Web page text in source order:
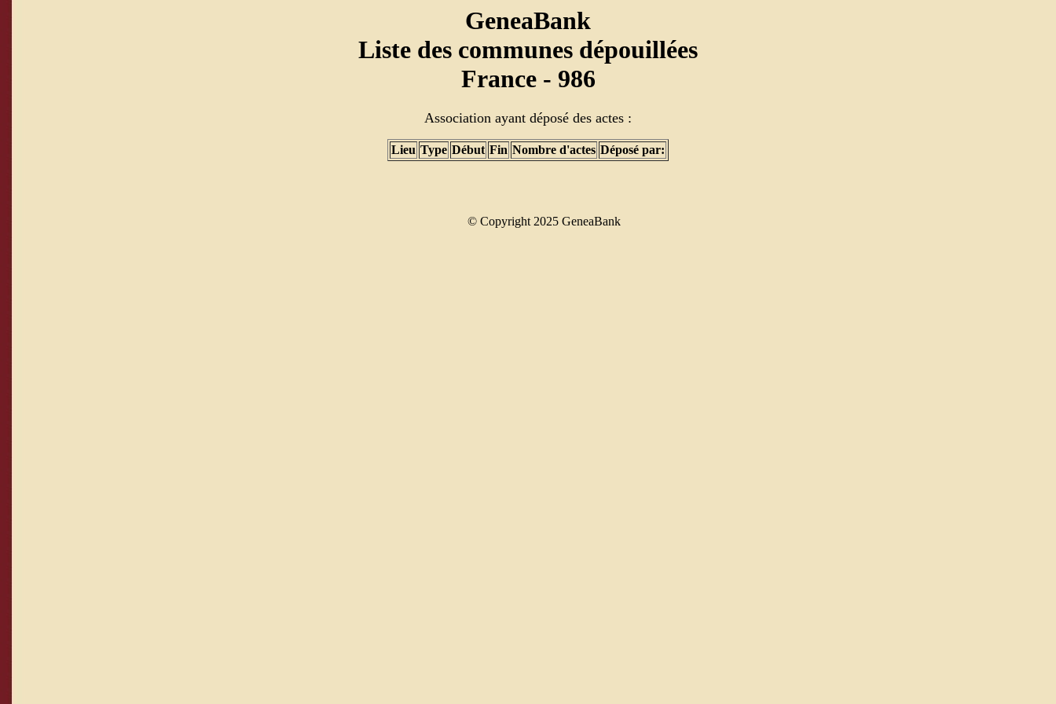
GeneaBank
Liste des communes dépouillées
France - 986
Association ayant déposé des actes :
Lieu Type Début Fin Nombre d'actes Déposé par:
© Copyright 2025 GeneaBank